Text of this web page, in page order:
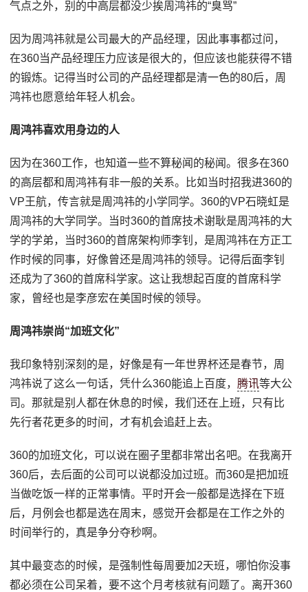
气点之外，别的中高层都没少挨周鸿祎的“臭骂”
因为周鸿祎就是公司最大的产品经理，因此事事都过问，
在360当产品经理压力应该是很大的，但应该也能获得不错
的锻炼。记得当时公司的产品经理都是清一色的80后，周
鸿祎也愿意给年轻人机会。
周鸿祎喜欢用身边的人
因为在360工作，也知道一些不算秘闻的秘闻。很多在360
的高层都和周鸿祎有非一般的关系。比如当时招我进360的
VP王航，传言就是周鸿祎的小学同学。360的VP石晓虹是
周鸿祎的大学同学。当时360的首席技术谢耿是周鸿祎的大
学的学弟，当时360的首席架构师李钊，是周鸿祎在方正工
作时候的同事，好像曾还是周鸿祎的领导。记得后面李钊
还成为了360的首席科学家。这让我想起百度的首席科学
家，曾经也是李彦宏在美国时候的领导。
周鸿祎崇尚“加班文化”
我印象特别深刻的是，好像是有一年世界杯还是春节，周
鸿祎说了这么一句话，凭什么360能追上百度，腾讯等大公
司。那就是别人都在休息的时候，我们还在上班，只有比
先行者花更多的时间，才有机会追赶上去。
360的加班文化，可以说在圈子里都非常出名吧。在我离开
360后，去后面的公司可以说都没加过班。而360是把加班
当做吃饭一样的正常事情。平时开会一般都是选择在下班
后，月例会也都是选在周末，感觉开会都是在工作之外的
时间举行的，真是争分夺秒啊。
其中最变态的时候，是强制性每周要加2天班，哪怕你没事
都必须在公司呆着，要不这个月考核就有问题了。离开360